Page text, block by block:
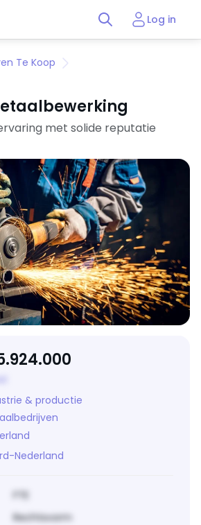
Log in
Te Koop
met solide reputatie
& productie
Nederland
FTE
Rechtsvorm